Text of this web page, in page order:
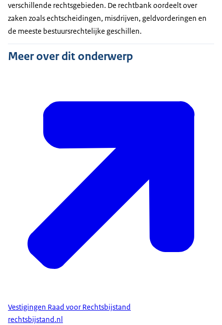
verschillende rechtsgebieden. De rechtbank oordeelt over
zaken zoals echtscheidingen, misdrijven, geldvorderingen en
de meeste bestuursrechtelijke geschillen.
Meer over dit onderwerp
Vestigingen Raad voor Rechtsbijstand
rechtsbijstand.nl